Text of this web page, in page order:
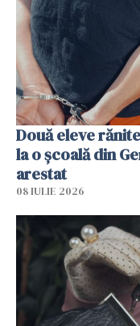
Două eleve
la o școală din
arestat
08 IULIE 2026